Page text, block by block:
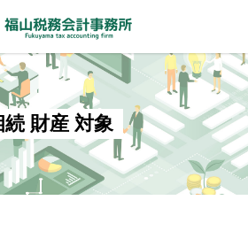
続 財産 対象